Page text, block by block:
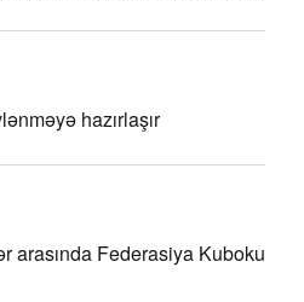
hazırlaşır
arasında Federasiya Kuboku